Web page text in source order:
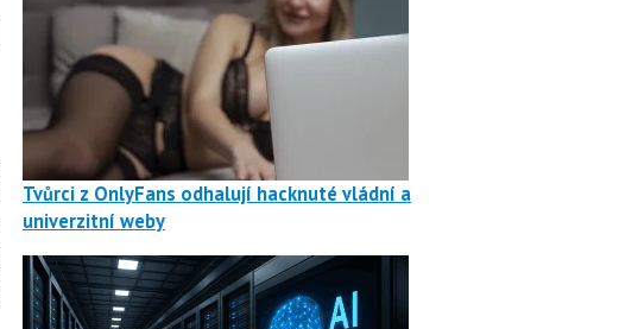
Tvůrci z OnlyFans odhalují hacknuté vládní a
univerzitní weby